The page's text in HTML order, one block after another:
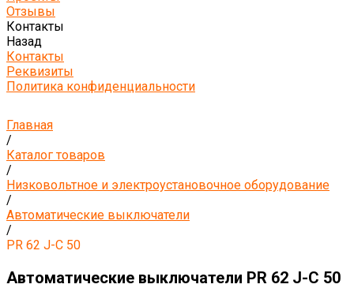
Отзывы
Контакты
Назад
Контакты
Реквизиты
Политика конфиденциальности
Главная
/
Каталог товаров
/
Низковольтное и электроустановочное оборудование
/
Автоматические выключатели
/
PR 62 J-C 50
Автоматические выключатели PR 62 J-C 50